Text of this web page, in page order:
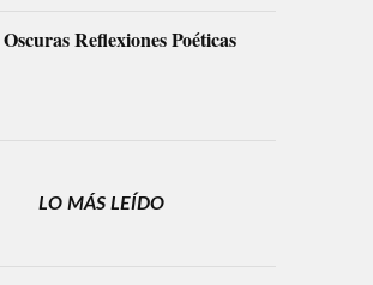
Oscuras Reflexiones Poéticas
LO MÁS LEÍDO